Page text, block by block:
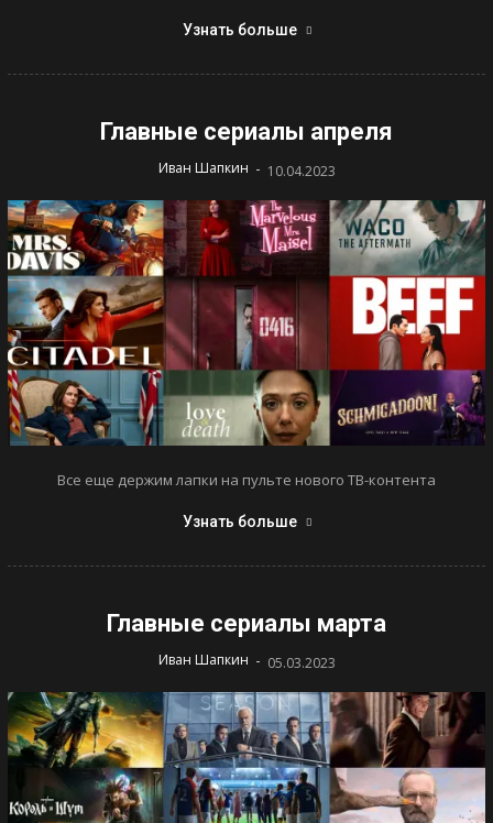
Узнать больше
Главные сериалы апреля
Иван Шапкин - 10.04.2023
Все еще держим лапки на пульте нового ТВ-контента
Узнать больше
Главные сериалы марта
Иван Шапкин - 05.03.2023